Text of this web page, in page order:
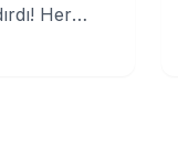
Her
ortaya